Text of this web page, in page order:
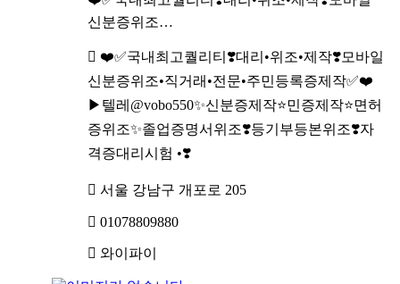
신분증위조…
❤️✅국내최고퀄리티❣️대리•위조•제작❣️모바일
신분증위조•직거래•전문•주민등록증제작✅❤️
▶텔레@vobo550✨신분증제작⭐민증제작⭐면허
증위조✨졸업증명서위조❣️등기부등본위조❣️자
격증대리시험 •❣️
서울 강남구 개포로 205
01078809880
와이파이